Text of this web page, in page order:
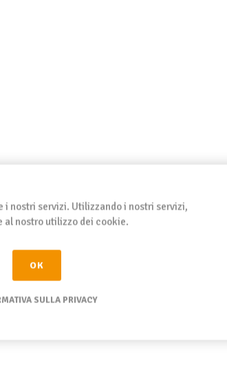
i nostri servizi. Utilizzando i nostri servizi,
al nostro utilizzo dei cookie.
OK
SULLA PRIVACY